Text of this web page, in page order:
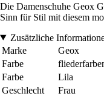
Die Damenschuhe Geox
Sinn für Stil mit diesem
Zusätzliche
Marke
Geox
Farbe
Farbe
Lila
Geschlecht
Frau